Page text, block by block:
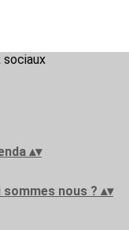
sociaux
▴▾
sommes nous ? ▴▾